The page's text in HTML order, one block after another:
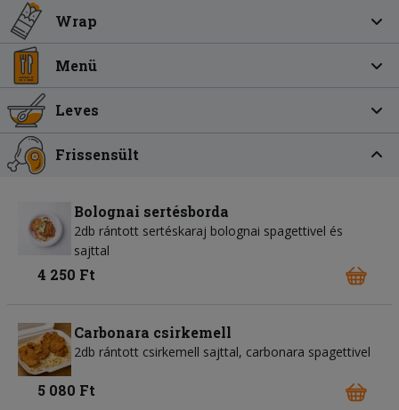
Wrap
Menü
Leves
Frissensült
Bolognai sertésborda
2db rántott sertéskaraj bolognai spagettivel és
sajttal
4 250 Ft
Carbonara csirkemell
2db rántott csirkemell sajttal, carbonara spagettivel
5 080 Ft